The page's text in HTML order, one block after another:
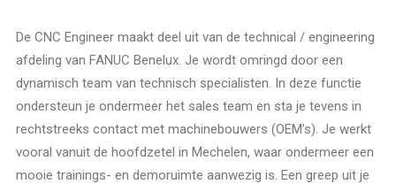
De CNC Engineer maakt deel uit van de technical / engineering
afdeling van FANUC Benelux. Je wordt omringd door een
dynamisch team van technisch specialisten. In deze functie
ondersteun je ondermeer het sales team en sta je tevens in
rechtstreeks contact met machinebouwers (OEM’s). Je werkt
vooral vanuit de hoofdzetel in Mechelen, waar ondermeer een
mooie trainings- en demoruimte aanwezig is. Een greep uit je